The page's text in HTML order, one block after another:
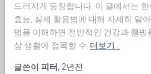
드러지게 등장합니다. 이 글에서는
효능, 실제 활용법에 대해 자세히 알
법을 이해하면 전반적인 건강과 웰빙
상 생활에 접목할 수 더보기…
글쓴이 피터 2년전